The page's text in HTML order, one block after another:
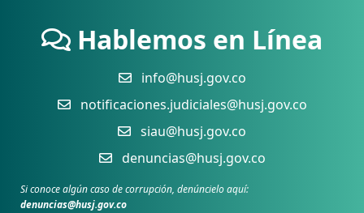
Hablemos en Línea
info@husj.gov.co
notificaciones.judiciales@husj.gov.co
siau@husj.gov.co
denuncias@husj.gov.co
Si conoce algún caso de corrupción, denúncielo aquí:
denuncias@husj.gov.co